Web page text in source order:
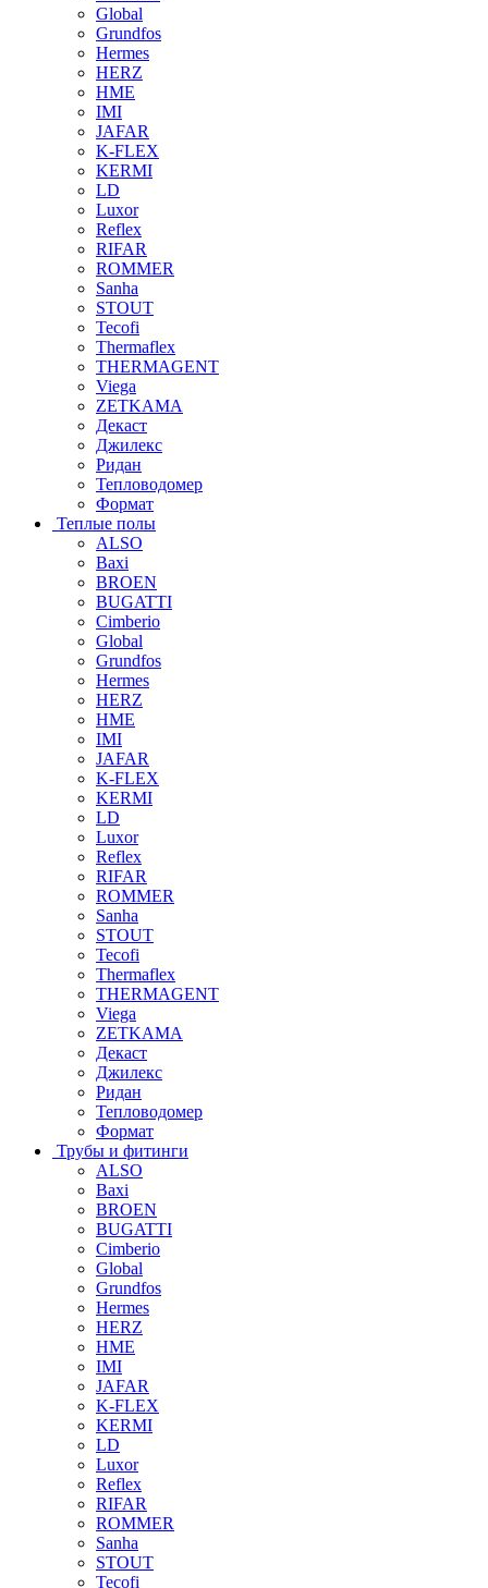
Global
Grundfos
Hermes
HERZ
HME
IMI
JAFAR
K-FLEX
KERMI
LD
Luxor
Reflex
RIFAR
ROMMER
Sanha
STOUT
Tecofi
Thermaflex
THERMAGENT
Viega
ZETKAMA
Декаст
Джилекс
Ридан
Тепловодомер
Формат
Теплые полы
ALSO
Baxi
BROEN
BUGATTI
Cimberio
Global
Grundfos
Hermes
HERZ
HME
IMI
JAFAR
K-FLEX
KERMI
LD
Luxor
Reflex
RIFAR
ROMMER
Sanha
STOUT
Tecofi
Thermaflex
THERMAGENT
Viega
ZETKAMA
Декаст
Джилекс
Ридан
Тепловодомер
Формат
Трубы и фитинги
ALSO
Baxi
BROEN
BUGATTI
Cimberio
Global
Grundfos
Hermes
HERZ
HME
IMI
JAFAR
K-FLEX
KERMI
LD
Luxor
Reflex
RIFAR
ROMMER
Sanha
STOUT
Tecofi